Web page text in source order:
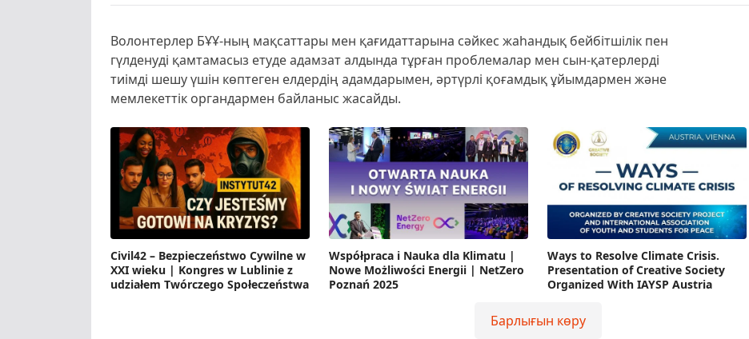
Волонтерлер БҰҰ-ның мақсаттары мен қағидаттарына сәйкес жаһандық бейбітшілік пен
гүлденуді қамтамасыз етуде адамзат алдында тұрған проблемалар мен сын-қатерлерді
тиімді шешу үшін көптеген елдердің адамдарымен, әртүрлі қоғамдық ұйымдармен және
мемлекеттік органдармен байланыс жасайды.
Civil42 – Bezpieczeństwo Cywilne w
XXI wieku | Kongres w Lublinie z
udziałem Twórczego Społeczeństwa
Współpraca i Nauka dla Klimatu |
Nowe Możliwości Energii | NetZero
Poznań 2025
Ways to Resolve Climate Crisis.
Presentation of Creative Society
Organized With IAYSP Austria
Барлығын көру